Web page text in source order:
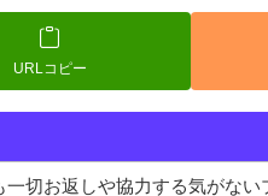
URLコピー
一切お返しや協力する気がな